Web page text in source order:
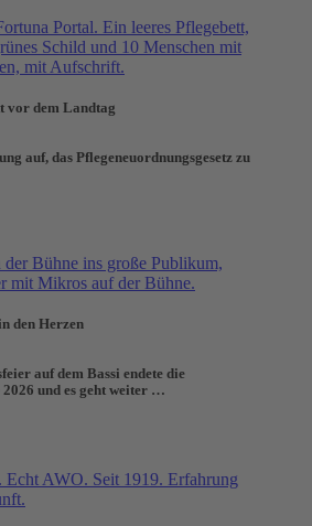
vor dem Landtag
auf, das Pflegeneuordnungsgesetz zu
den Herzen
auf dem Bassi endete die
und es geht weiter …